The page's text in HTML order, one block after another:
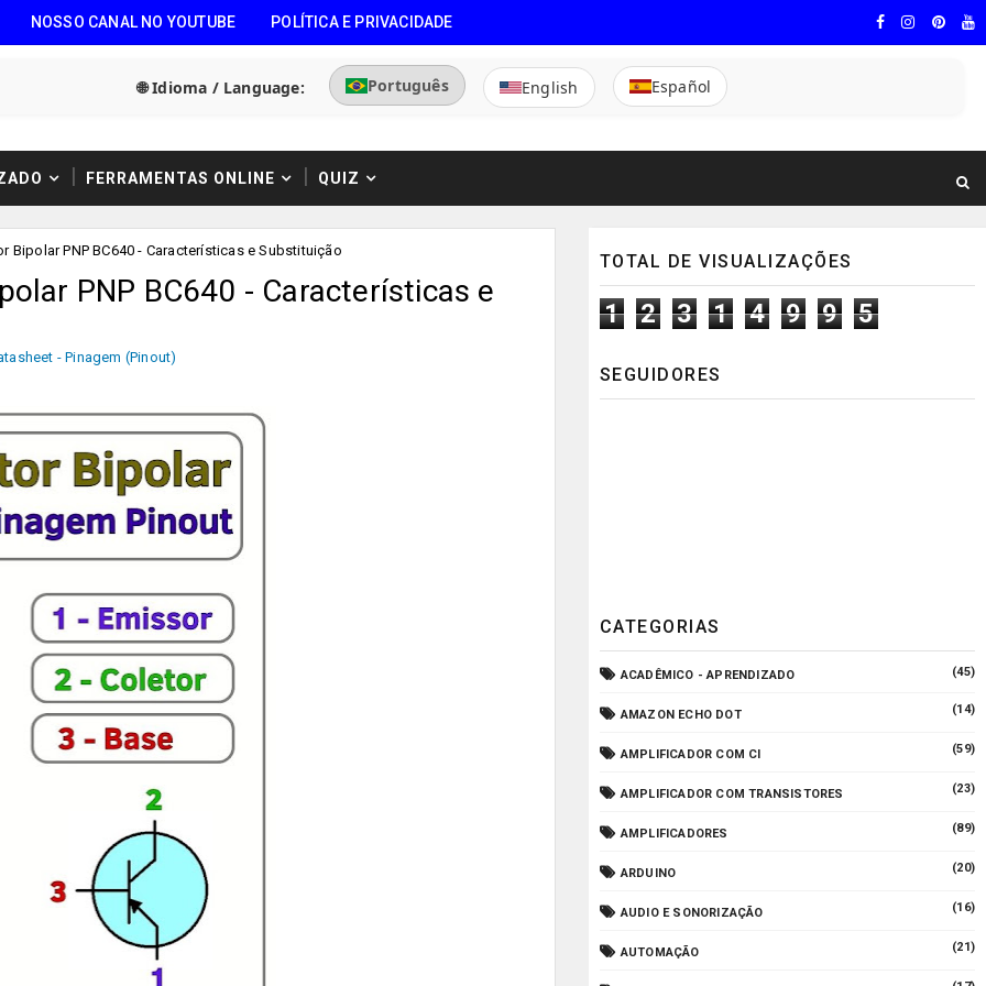
NOSSO CANAL NO YOUTUBE POLÍTICA E PRIVACIDADE
🌐 Idioma / Language: Português English Español
FERRAMENTAS ONLINE QUIZ
Bipolar PNP BC640 - Características e Substituição
PNP BC640 - Características e
- Pinagem (Pinout)
TOTAL DE VISUALIZAÇÕES
1 2 3 1 4 9 9 5
SEGUIDORES
CATEGORIAS
ACADÊMICO - APRENDIZADO (45)
AMAZON ECHO DOT (14)
AMPLIFICADOR COM CI (59)
AMPLIFICADOR COM TRANSISTORES (23)
AMPLIFICADORES (89)
ARDUINO (20)
AUDIO E SONORIZAÇÃO (16)
AUTOMAÇÃO (21)